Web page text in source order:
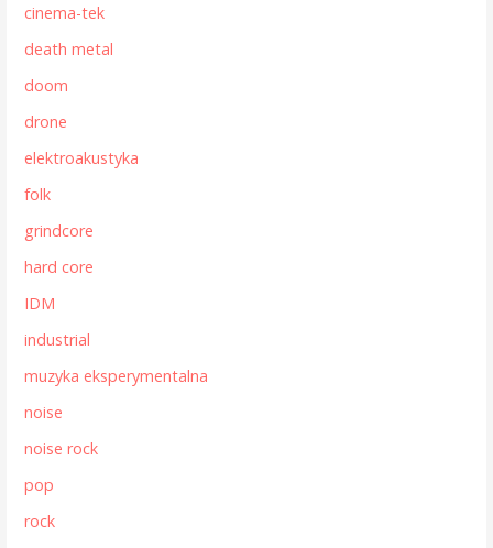
cinema-tek
death metal
doom
drone
elektroakustyka
folk
grindcore
hard core
IDM
industrial
muzyka eksperymentalna
noise
noise rock
pop
rock